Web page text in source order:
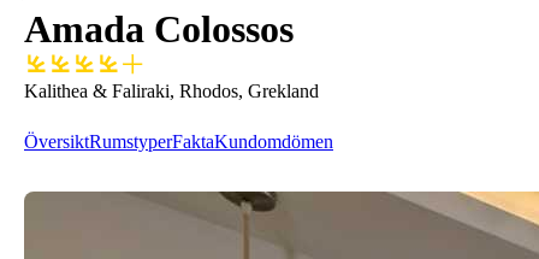
Amada Colossos
Kalithea & Faliraki, Rhodos, Grekland
ÖversiktRumstyperFaktaKundomdömen